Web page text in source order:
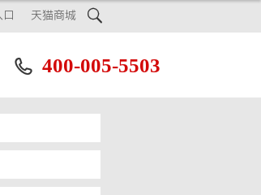

天猫商城
 400-005-5503